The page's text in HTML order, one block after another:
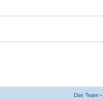
Das Team •